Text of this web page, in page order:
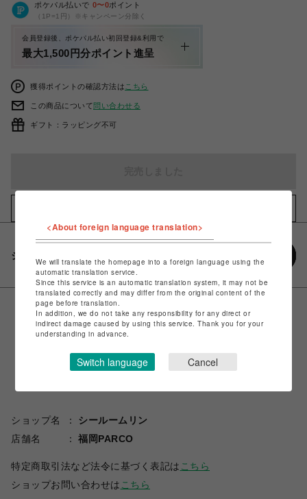
ポケパル払いで 0〜0ポイント
（1P=1円）※キャンペーン分除く
会員登録後、ポケパル払い初回登録&利用で
最大1,500円分ポイント進呈
獲得ポイントの確認方法は こちら
この商品について問い合わせる
ギフト：ラッピング不可
シェアする
ショップ名
シールームリン
店舗名
福岡PARCO
特定商取引法など法令に基づく表記は こちら
ショップお問い合わせは こちら
<About foreign language translation>
We will translate the homepage into a foreign language using the
automatic translation service.
Since this service is an automatic translation system, it may not be
translated correctly and may differ from the original content of the
page before translation.
In addition, we do not take any responsibility for any direct or
indirect damage caused by using this service. Thank you for your
understanding in advance.
Switch language Cancel